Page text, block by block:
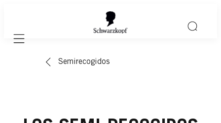
Mobile navigation
Semirecogidos